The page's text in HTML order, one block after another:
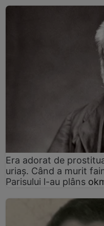
Era adorat de
uriaș. Când a murit
Parisului l-au plâns